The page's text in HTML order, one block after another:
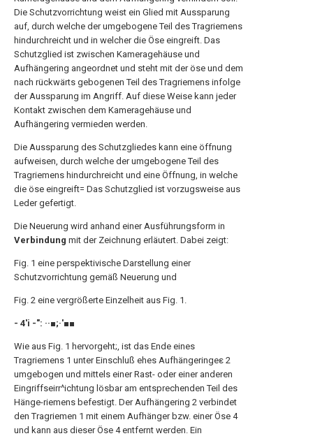
Die Schutzvorrichtung weist ein Glied mit Aussparung
auf, durch welche der umgebogene Teil des Tragriemens
hindurchreicht und in welcher die Öse eingreift. Das
Schutzglied ist zwischen Kameragehäuse und
Aufhängering angeordnet und steht mit der öse und dem
nach rückwärts gebogenen Teil des Tragriemens infolge
der Aussparung im Angriff. Auf diese Weise kann jeder
Kontakt zwischen dem Kameragehäuse und
Aufhängering vermieden werden.
Die Aussparung des Schutzgliedes kann eine öffnung
aufweisen, durch welche der umgebogene Teil des
Tragriemens hindurchreicht und eine Öffnung, in welche
die öse eingreift= Das Schutzglied ist vorzugsweise aus
Leder gefertigt.
Die Neuerung wird anhand einer Ausführungsform in
Verbindung mit der Zeichnung erläutert. Dabei zeigt:
Fig. 1 eine perspektivische Darstellung einer
Schutzvorrichtung gemäß Neuerung und
Fig. 2 eine vergrößerte Einzelheit aus Fig. 1.
- 4'i -": ··■;·'■■
Wie aus Fig. 1 hervorgeht;, ist das Ende eines
Tragriemens 1 unter Einschluß ehes Aufhängeringeε 2
umgebogen und mittels einer Rast- oder einer anderen
Eingriffseirr^ichtung lösbar am entsprechenden Teil des
Hänge-riemens befestigt. Der Aufhängering 2 verbindet
den Tragriemen 1 mit einem Aufhänger bzw. einer Öse 4
und kann aus dieser Öse 4 entfernt werden. Ein